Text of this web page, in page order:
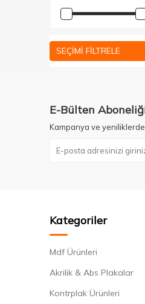
SEÇIMI FILTRELE
E-Bülten
Kampanya ve
Kategoriler
Mdf Ürünleri
Akrilik & Abs Plakalar
Kontrplak Ürünleri